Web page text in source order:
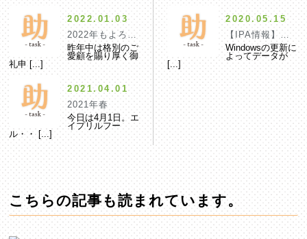
2022.01.03
2022年もよろしくお願いいたします。
昨年中は格別のご
愛顧を賜り厚く御
礼申 [...]
2021.04.01
2021年春
今日は4月1日。エ
イプリルフー
ル・・ [...]
2020.05.15
【IPA情報】
Windowsの更新に
よってデータが
[...]
こちらの記事も読まれています。